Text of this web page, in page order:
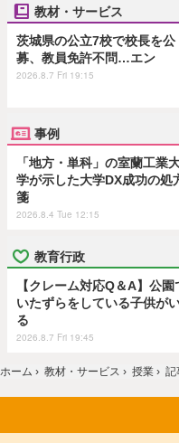
教材・サービス
茨城県の公立7校で校長を公
募、教員免許不問…エン
2026.8.7 Fri 19:15
事例
「地方・単科」の室蘭工業
学が示した大学DX成功の処
箋
2026.8.4 Tue 12:15
教育行政
【クレーム対応Q＆A】公園
いたずらをしている子供が
る
2026.8.7 Fri 19:45
ホーム › 教材・サービス › 授業 › 記